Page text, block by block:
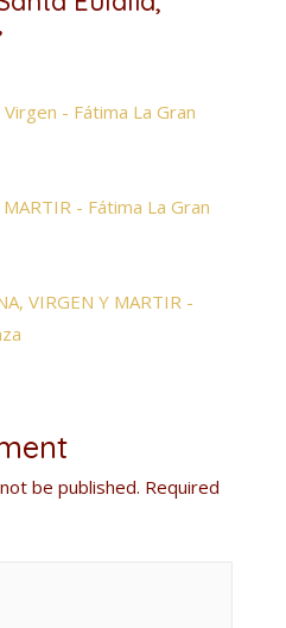
Virgen - Fátima La Gran
MARTIR - Fátima La Gran
VIRGEN Y MARTIR -
be published. Required